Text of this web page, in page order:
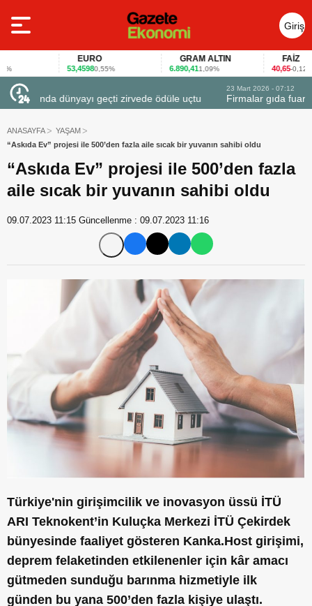
Giriş
Yap
EURO
53,45980,55%
GRAM ALTIN
6.890,411,09% -0,12%
Firmalar gıda fuarlarını bu anket ile değerlendirdi
ANASAYFA
YAŞAM
“Askıda Ev” projesi ile 500’den fazla aile sıcak bir yuvanın sahibi oldu
“Askıda Ev” projesi ile 500’den fazla
aile sıcak bir yuvanın sahibi oldu
09.07.2023 11:15 Güncellenme : 09.07.2023 11:16
Türkiye'nin girişimcilik ve inovasyon üssü İTÜ
ARI Teknokent’in Kuluçka Merkezi İTÜ Çekirdek
bünyesinde faaliyet gösteren Kanka.Host girişimi,
deprem felaketinden etkilenenler için kâr amacı
gütmeden sunduğu barınma hizmetiyle ilk
günden bu yana 500’den fazla kişiye ulaştı.